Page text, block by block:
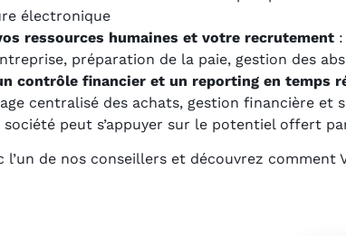
électronique
ressources humaines et votre recrutement
préparation de la paie, gestion des
contrôle financier et un reporting en temps
centralisé des achats, gestion financière et
société peut s’appuyer sur le potentiel offert
l’un de nos conseillers et découvrez